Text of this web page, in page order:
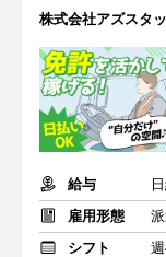
株式会社アズスタ
給与
雇用形態
シフト